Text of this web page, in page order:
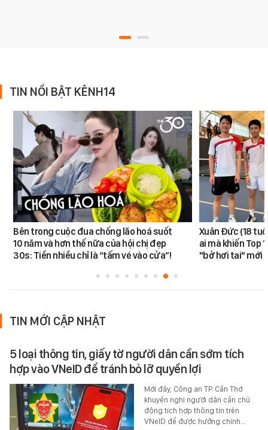
TIN NỔI BẬT KÊNH14
Bên trong cuộc đua chống lão hoá suốt
10 năm và hơn thế nữa của hội chị đẹp
30s: Tiền nhiều chỉ là “tấm vé vào cửa”!
Xuân Đức (18
ai mà khiến Top
"bở hơi tai" mới
TIN MỚI CẬP NHẬT
5 loại thông tin, giấy tờ người dân cần sớm tích
hợp vào VNeID để tránh bỏ lỡ quyền lợi
Mới đây, Công an TP. Cần Thơ
khuyến nghị người dân cần chủ
động tích hợp thông tin trên
VNeID để được hưởng chính…